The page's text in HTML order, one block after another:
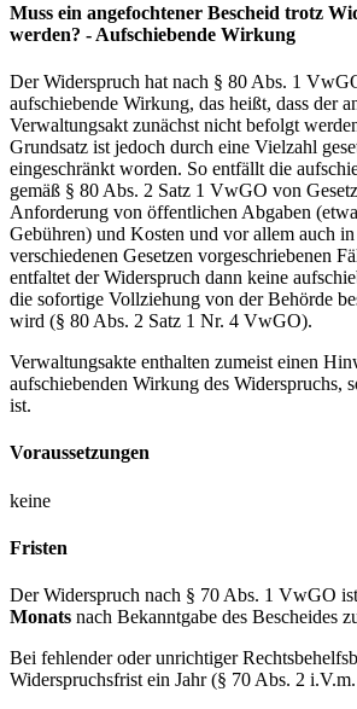
Muss ein angefochtener Bescheid trotz
werden? - Aufschiebende Wirkung
Der Widerspruch hat nach § 80 Abs. 1
aufschiebende Wirkung, das heißt, dass der
Verwaltungsakt zunächst nicht befolgt
Grundsatz ist jedoch durch eine Vielzahl
eingeschränkt worden. So entfällt die
gemäß § 80 Abs. 2 Satz 1 VwGO von
Anforderung von öffentlichen Abgaben
Gebühren) und Kosten und vor allem auch in
verschiedenen Gesetzen vorgeschriebenen
entfaltet der Widerspruch dann keine
die sofortige Vollziehung von der Behörde
wird (§ 80 Abs. 2 Satz 1 Nr. 4 VwGO).
Verwaltungsakte enthalten zumeist einen
aufschiebenden Wirkung des Widerspruchs,
ist.
Voraussetzungen
keine
Fristen
Der Widerspruch nach § 70 Abs. 1 VwGO ist
Monats nach Bekanntgabe des Bescheides
Bei fehlender oder unrichtiger
Widerspruchsfrist ein Jahr (§ 70 Abs. 2